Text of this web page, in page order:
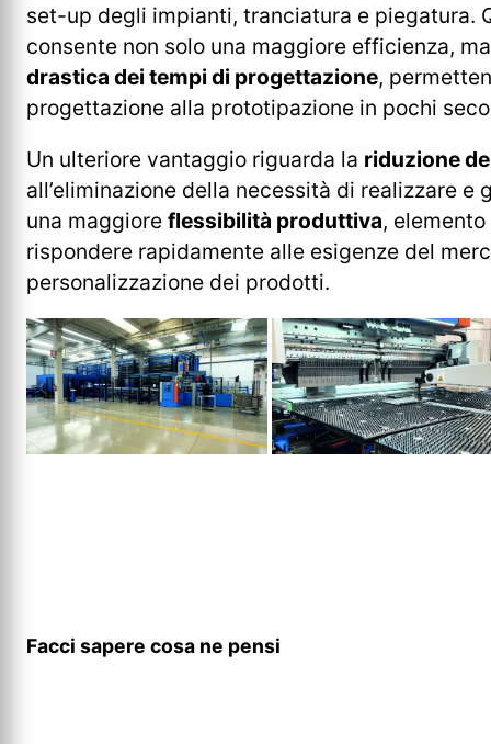
set-up degli impianti, tranciatura e piegatura.
consente non solo una maggiore efficienza,
drastica dei tempi di progettazione,
progettazione alla prototipazione in pochi
Un ulteriore vantaggio riguarda la riduzione
all’eliminazione della necessità di realizzare
una maggiore flessibilità produttiva,
rispondere rapidamente alle esigenze del
personalizzazione dei prodotti.
Facci sapere cosa ne pensi